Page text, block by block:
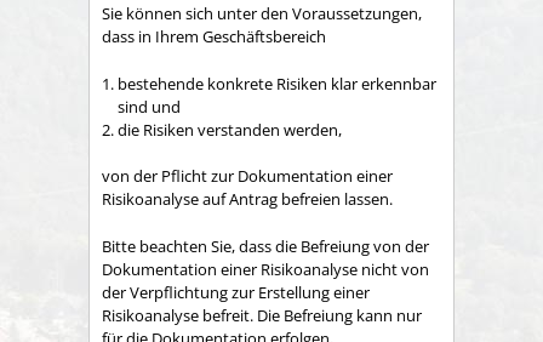
Sie können sich unter den Voraussetzungen,
dass in Ihrem Geschäftsbereich
bestehende konkrete Risiken klar erkennbar
sind und
die Risiken verstanden werden,
von der Pflicht zur Dokumentation einer
Risikoanalyse auf Antrag befreien lassen.
Bitte beachten Sie, dass die Befreiung von der
Dokumentation einer Risikoanalyse nicht von
der Verpflichtung zur Erstellung einer
Risikoanalyse befreit. Die Befreiung kann nur